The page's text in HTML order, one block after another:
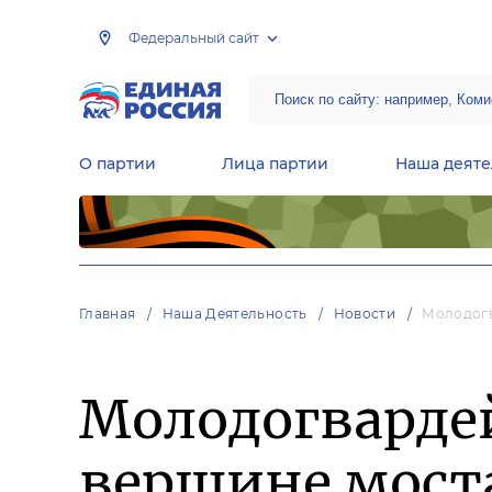
Федеральный сайт
О партии Лица партии Наша
Главная Наша Деятельность Новости